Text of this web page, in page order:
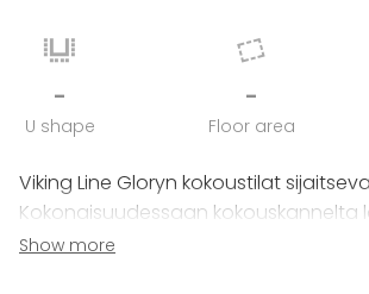
-
U shape
-
Floor area
Viking Line Gloryn kokoustilat
Kokonaisuudessaan kokouskannelta
erikokoista ja erilaisiin tilaisuuksiin
Show more